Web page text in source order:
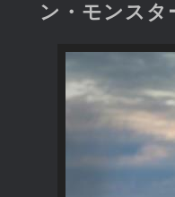
ン・モンスタ